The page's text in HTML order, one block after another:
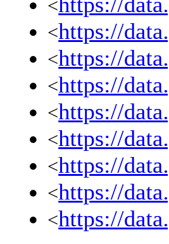
<
<https://
<https://
<https://
<https://
<https://
<https://
<https://
<https://